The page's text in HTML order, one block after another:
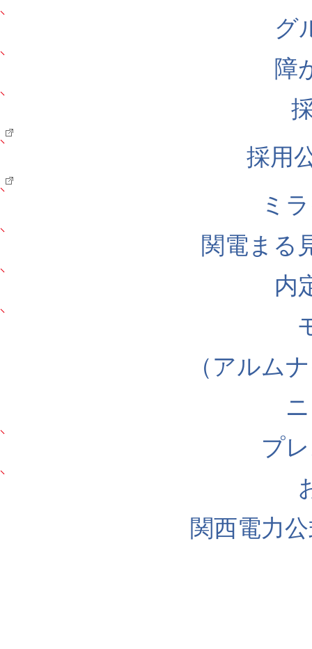
グ
障
採用
ミ
関電まる
内
（アルム
プ
関西電力